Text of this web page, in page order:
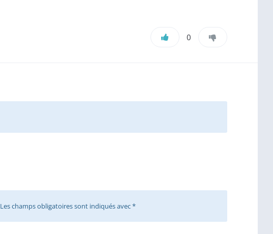
0
Les champs obligatoires sont indiqués avec*